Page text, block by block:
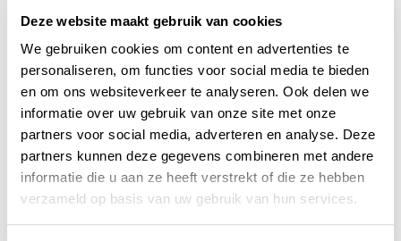
Deze website maakt gebruik van cookies
We gebruiken cookies om content en advertenties te
personaliseren, om functies voor social media te bieden
en om ons websiteverkeer te analyseren. Ook delen we
informatie over uw gebruik van onze site met onze
partners voor social media, adverteren en analyse. Deze
partners kunnen deze gegevens combineren met andere
informatie die u aan ze heeft verstrekt of die ze hebben
verzameld op basis van uw gebruik van hun services.
Benieuwd welke oplossingen nog meer worden gebruikt bij
stof-overlast? We hebben ze voor u op een rij gezet.
Strokengordijnen
Industriegordijnen
Pendeldeuren
Snelloopdeuren
Rolwanden
Vaste gordijnwanden